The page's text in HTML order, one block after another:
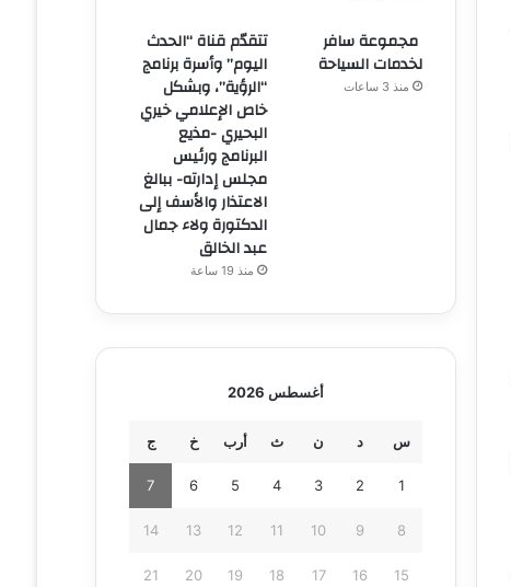
مجموعة سافر
لخدمات السياحة
منذ 3 ساعات
تتقدّم قناة “الحدث
اليوم” وأسرة برنامج
“الرؤية”، وبشكل
خاص الإعلامي خيري
البحيري -مذيع
البرنامج ورئيس
مجلس إدارته- ببالغ
الاعتذار والأسف إلى
الدكتورة ولاء جمال
عبد الخالق
منذ 19 ساعة
أغسطس 2026
س د ن ث أرب خ ج
1
2
3
4
5
6
7
8
9
10
11
12
13
14
15
16
17
18
19
20
21